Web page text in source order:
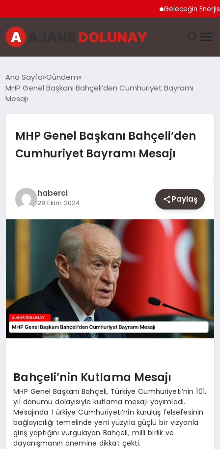
Geleceğin Enerjisi
EĞITIM
MAGAZIN
SAĞLIK
YAŞAM
Ana Sayfa Gündem
MHP Genel Başkanı Bahçeli’den Cumhuriyet Bayramı
Mesajı
MHP Genel Başkanı Bahçeli’den
Cumhuriyet Bayramı Mesajı
haberci
28 Ekim 2024 Paylaş
Bahçeli’nin Kutlama Mesajı
MHP Genel Başkanı Bahçeli, Türkiye Cumhuriyeti’nin 101.
yıl dönümü dolayısıyla kutlama mesajı yayımladı.
Mesajında Türkiye Cumhuriyeti’nin kuruluş felsefesinin
bağlayıcılığı temelinde yeni yüzyıla güçlü bir vizyonla
giriş yaptığını vurgulayan Bahçeli, milli birlik ve
dayanışmanın önemine dikkat çekti.